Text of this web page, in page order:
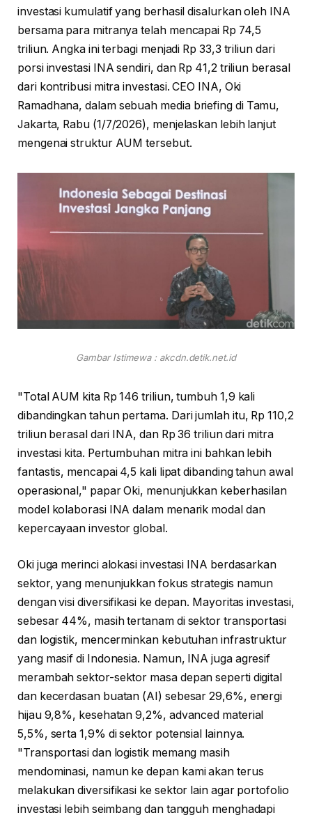
investasi kumulatif yang berhasil disalurkan oleh INA
bersama para mitranya telah mencapai Rp 74,5
triliun. Angka ini terbagi menjadi Rp 33,3 triliun dari
porsi investasi INA sendiri, dan Rp 41,2 triliun berasal
dari kontribusi mitra investasi. CEO INA, Oki
Ramadhana, dalam sebuah media briefing di Tamu,
Jakarta, Rabu (1/7/2026), menjelaskan lebih lanjut
mengenai struktur AUM tersebut.
Gambar Istimewa : akcdn.detik.net.id
"Total AUM kita Rp 146 triliun, tumbuh 1,9 kali
dibandingkan tahun pertama. Dari jumlah itu, Rp 110,2
triliun berasal dari INA, dan Rp 36 triliun dari mitra
investasi kita. Pertumbuhan mitra ini bahkan lebih
fantastis, mencapai 4,5 kali lipat dibanding tahun awal
operasional," papar Oki, menunjukkan keberhasilan
model kolaborasi INA dalam menarik modal dan
kepercayaan investor global.
Oki juga merinci alokasi investasi INA berdasarkan
sektor, yang menunjukkan fokus strategis namun
dengan visi diversifikasi ke depan. Mayoritas investasi,
sebesar 44%, masih tertanam di sektor transportasi
dan logistik, mencerminkan kebutuhan infrastruktur
yang masif di Indonesia. Namun, INA juga agresif
merambah sektor-sektor masa depan seperti digital
dan kecerdasan buatan (AI) sebesar 29,6%, energi
hijau 9,8%, kesehatan 9,2%, advanced material
5,5%, serta 1,9% di sektor potensial lainnya.
"Transportasi dan logistik memang masih
mendominasi, namun ke depan kami akan terus
melakukan diversifikasi ke sektor lain agar portofolio
investasi lebih seimbang dan tangguh menghadapi